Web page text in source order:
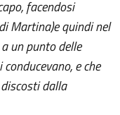
facendosi
Martina)e quindi nel
un punto delle
e che
dalla